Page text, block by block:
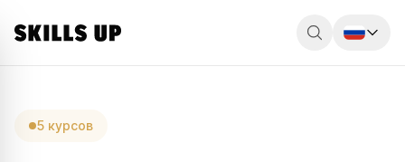
5 курсов